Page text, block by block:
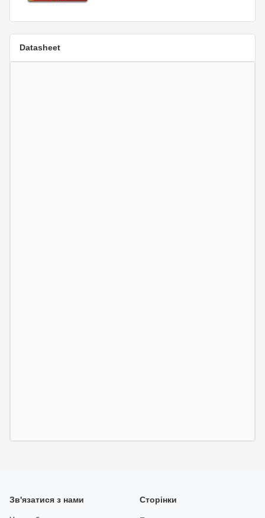
Datasheet
Зв'язатися з нами Сторінки